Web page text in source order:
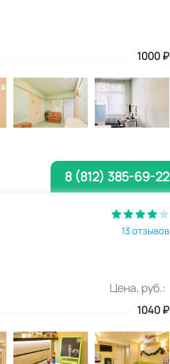
1000₽
8 (812) 385-69-22
13 отзывов
Цена, руб.:
1040₽